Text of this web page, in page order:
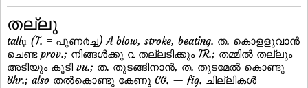
തല്ലു
tallụ (T. = പുണ൪ച്ച) A blow, stroke, beating. ത. കൊളളുവാന്‍
ചെണ്ട prov.; നിങ്ങള്‍ക്കു ൨ തല്ലടിക്കും TR.; തമ്മില്‍ തല്ലും
അടിയും കൂടി vu.; ത. തുടങ്ങിനാന്‍, ത. തുടമേല്‍ കൊണ്ടു
Bhr.; also തല്‍കൊണ്ടു കേണു CG. — fig. ചില്ലികള്‍